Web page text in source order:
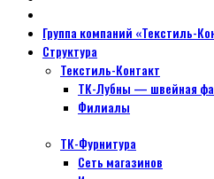
Группа компаний «Текстиль-
Структура
Текстиль-Контакт
ТК-Лубны — швейная
Филиалы
ТК-Фурнитура
Сеть магазинов